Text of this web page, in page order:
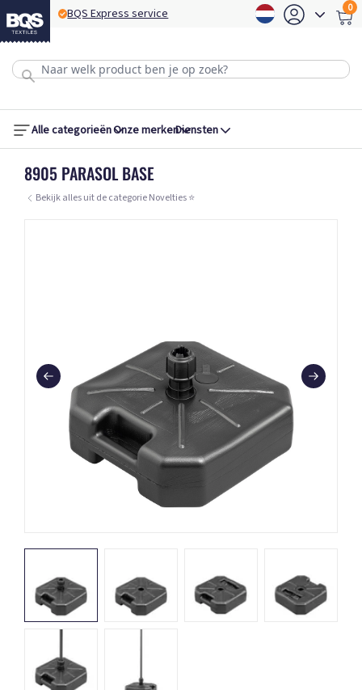
BQS Express service 0
Alle categorieënOnze merkenDiensten
8905 PARASOL BASE
Bekijk alles uit de categorie Novelties ⭐